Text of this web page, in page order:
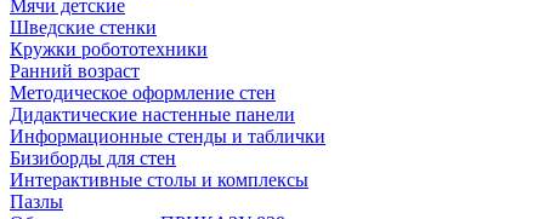
Мячи детские
Шведские стенки
Кружки робототехники
Ранний возраст
Методическое оформление стен
Дидактические настенные панели
Информационные стенды и таблички
Бизиборды для стен
Интерактивные столы и комплексы
Пазлы